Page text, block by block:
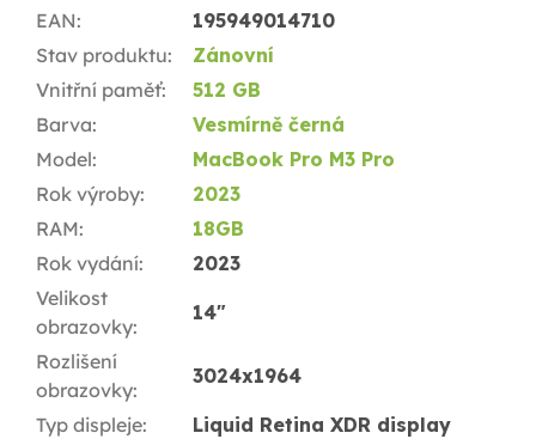
EAN:
195949014710
Stav produktu:
Zánovní
Vnitřní paměť:
512 GB
Barva:
Vesmírně černá
Model:
MacBook Pro M3 Pro
Rok výroby:
2023
RAM:
18GB
Rok vydání:
2023
Velikost
obrazovky:
14"
Rozlišení
obrazovky:
3024x1964
Typ displeje:
Liquid Retina XDR display